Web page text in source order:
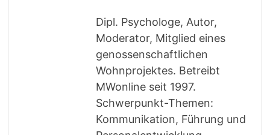
Dipl. Psychologe, Autor,
Moderator, Mitglied eines
genossenschaftlichen
Wohnprojektes. Betreibt
MWonline seit 1997.
Schwerpunkt-Themen:
Kommunikation, Führung und